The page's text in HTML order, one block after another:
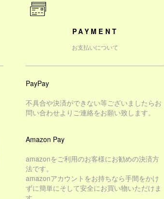
PAYMENT
お支払いについて
PayPay
不具合や決済ができない等ございましたらお
問い合わせよりご連絡をお願い致します。
Amazon Pay
amazonをご利用のお客様にお勧めの決済方
法です。
amazonアカウントをお持ちなら手間をかけ
ずに簡単にそして安全にお買い物いただけま